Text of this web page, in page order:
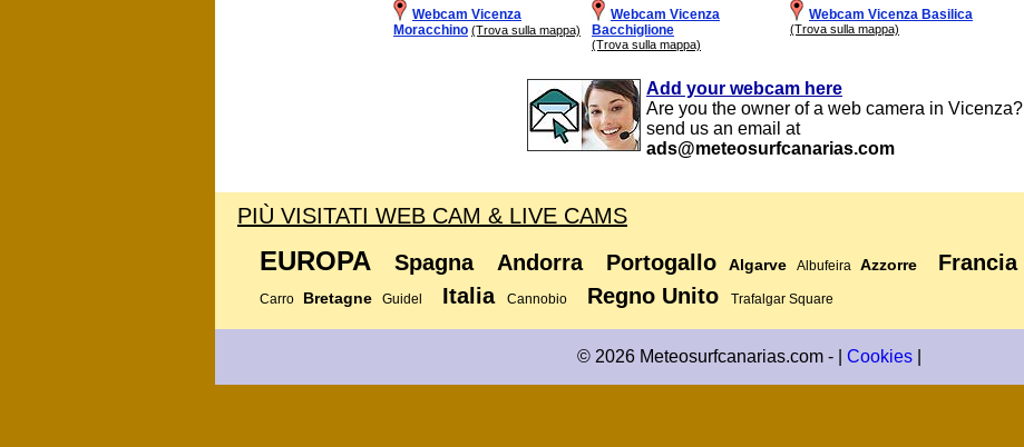
Webcam Vicenza
Moracchino (Trova sulla mappa)
Webcam Vicenza
Bacchiglione
(Trova sulla mappa)
Webcam Vicenza Basilica
(Trova sulla mappa)
Add your webcam here
Are you the owner of a web camera in Vicenza?
send us an email at
ads@meteosurfcanarias.com
PIÙ VISITATI WEB CAM & LIVE CAMS
EUROPA Spagna Andorra Portogallo Algarve Albufeira Azzorre Francia
Carro Bretagne Guidel Italia Cannobio Regno Unito Trafalgar Square
© 2026 Meteosurfcanarias.com - | Cookies|